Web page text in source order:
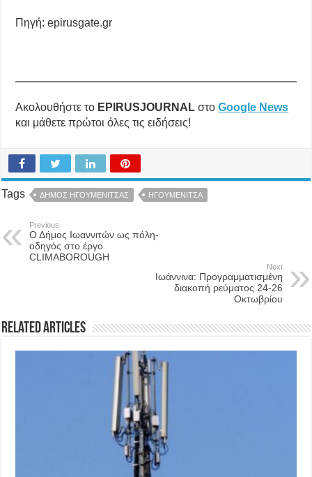
Πηγή: epirusgate.gr
Ακολουθήστε το EPIRUSJOURNAL στοGoogle News
και μάθετε πρώτοι όλες τις ειδήσεις!
Tags ΔΗΜΟΣ ΗΓΟΥΜΕΝΙΤΣΑΣ ΗΓΟΥΜΕΝΙΤΣΑ
Previous
Ο Δήμος Ιωαννιτών ως πόλη-
οδηγός στο έργο
CLIMABOROUGH
Next
Ιωάννινα: Προγραμματισμένη
διακοπή ρεύματος 24-26
Οκτωβρίου
Related Articles